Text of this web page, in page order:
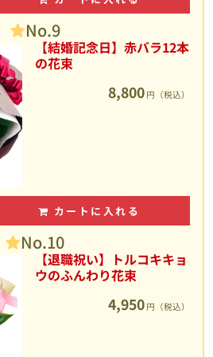
No.9
【結婚記念日】赤バラ12本
の花束
8,800 円（税込）
カートに入れる
No.10
【退職祝い】トルコキキョ
ウのふんわり花束
4,950 円（税込）